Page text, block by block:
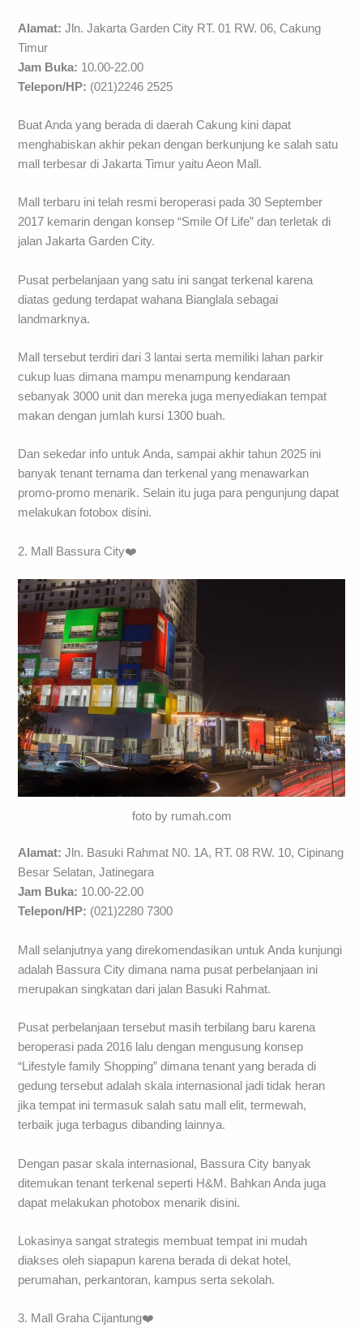
Alamat: Jln. Jakarta Garden City RT. 01 RW. 06, Cakung
Timur
Jam Buka: 10.00-22.00
Telepon/HP: (021)2246 2525
Buat Anda yang berada di daerah Cakung kini dapat
menghabiskan akhir pekan dengan berkunjung ke salah satu
mall terbesar di Jakarta Timur yaitu Aeon Mall.
Mall terbaru ini telah resmi beroperasi pada 30 September
2017 kemarin dengan konsep “Smile Of Life” dan terletak di
jalan Jakarta Garden City.
Pusat perbelanjaan yang satu ini sangat terkenal karena
diatas gedung terdapat wahana Bianglala sebagai
landmarknya.
Mall tersebut terdiri dari 3 lantai serta memiliki lahan parkir
cukup luas dimana mampu menampung kendaraan
sebanyak 3000 unit dan mereka juga menyediakan tempat
makan dengan jumlah kursi 1300 buah.
Dan sekedar info untuk Anda, sampai akhir tahun 2025 ini
banyak tenant ternama dan terkenal yang menawarkan
promo-promo menarik. Selain itu juga para pengunjung dapat
melakukan fotobox disini.
2. Mall Bassura City❤️
foto by rumah.com
Alamat: Jln. Basuki Rahmat N0. 1A, RT. 08 RW. 10, Cipinang
Besar Selatan, Jatinegara
Jam Buka: 10.00-22.00
Telepon/HP: (021)2280 7300
Mall selanjutnya yang direkomendasikan untuk Anda kunjungi
adalah Bassura City dimana nama pusat perbelanjaan ini
merupakan singkatan dari jalan Basuki Rahmat.
Pusat perbelanjaan tersebut masih terbilang baru karena
beroperasi pada 2016 lalu dengan mengusung konsep
“Lifestyle family Shopping” dimana tenant yang berada di
gedung tersebut adalah skala internasional jadi tidak heran
jika tempat ini termasuk salah satu mall elit, termewah,
terbaik juga terbagus dibanding lainnya.
Dengan pasar skala internasional, Bassura City banyak
ditemukan tenant terkenal seperti H&M. Bahkan Anda juga
dapat melakukan photobox menarik disini.
Lokasinya sangat strategis membuat tempat ini mudah
diakses oleh siapapun karena berada di dekat hotel,
perumahan, perkantoran, kampus serta sekolah.
3. Mall Graha Cijantung❤️